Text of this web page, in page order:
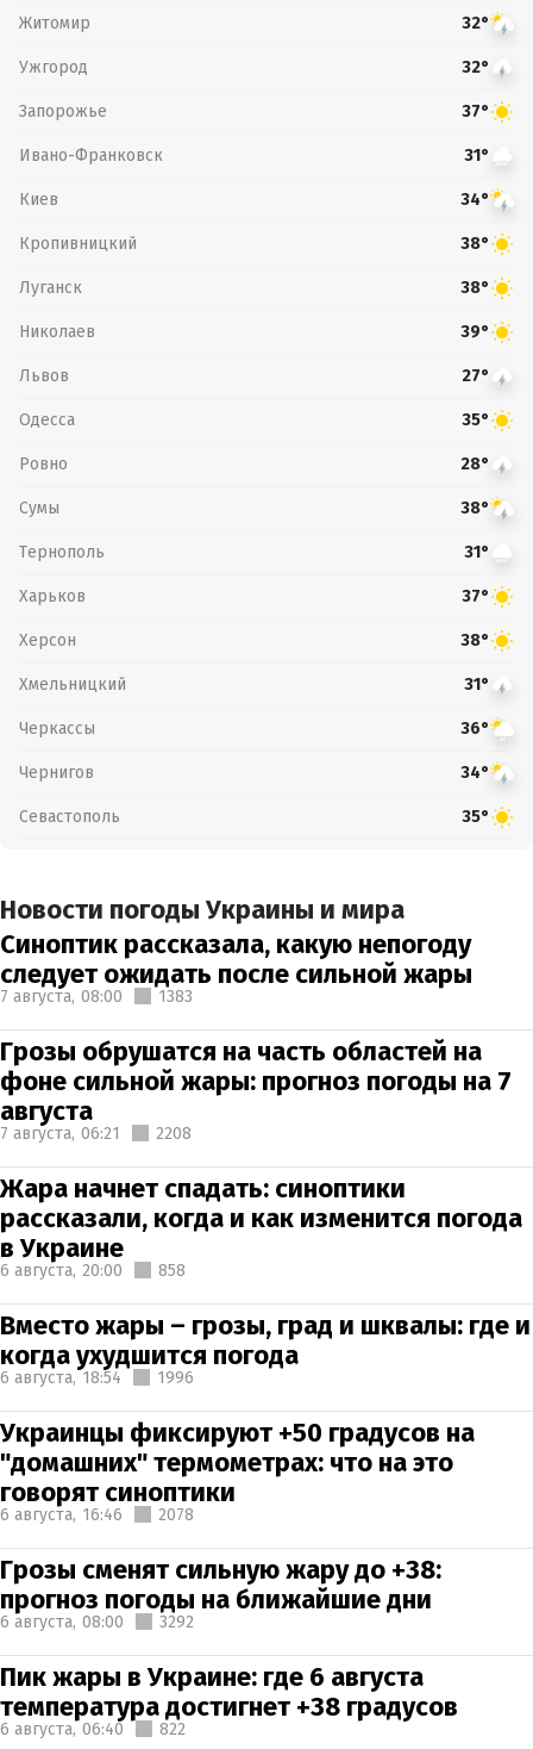
Житомир 32°
Ужгород 32°
Запорожье 37°
Ивано-Франковск 31°
Киев 34°
Кропивницкий 38°
Луганск 38°
Николаев 39°
Львов 27°
Одесса 35°
Ровно 28°
Сумы 38°
Тернополь 31°
Харьков 37°
Херсон 38°
Хмельницкий 31°
Черкассы 36°
Чернигов 34°
Севастополь 35°
Новости погоды Украины и мира
Синоптик рассказала, какую непогоду
следует ожидать после сильной жары
7 августа, 08:00 1383
Грозы обрушатся на часть областей на
фоне сильной жары: прогноз погоды на 7
августа
7 августа, 06:21 2208
Жара начнет спадать: синоптики
рассказали, когда и как изменится погода
в Украине
6 августа, 20:00 858
Вместо жары – грозы, град и шквалы: где и
когда ухудшится погода
6 августа, 18:54 1996
Украинцы фиксируют +50 градусов на
"домашних" термометрах: что на это
говорят синоптики
6 августа, 16:46 2078
Грозы сменят сильную жару до +38:
прогноз погоды на ближайшие дни
6 августа, 08:00 3292
Пик жары в Украине: где 6 августа
температура достигнет +38 градусов
6 августа, 06:40 822